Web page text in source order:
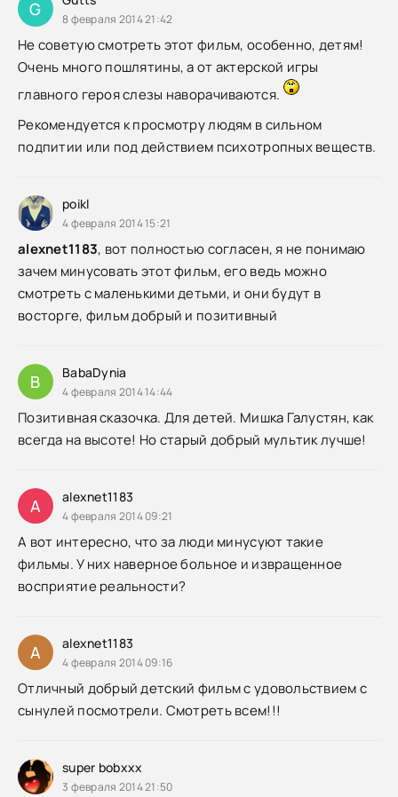
G 8 февраля 2014 21:42
Не советую смотреть этот фильм, особенно, детям!
Очень много пошлятины, а от актерской игры
главного героя слезы наворачиваются.
Рекомендуется к просмотру людям в сильном
подпитии или под действием психотропных веществ.
poikl
4 февраля 2014 15:21
alexnet1183, вот полностью согласен, я не понимаю
зачем минусовать этот фильм, его ведь можно
смотреть с маленькими детьми, и они будут в
восторге, фильм добрый и позитивный
B BabaDynia
4 февраля 2014 14:44
Позитивная сказочка. Для детей. Мишка Галустян, как
всегда на высоте! Но старый добрый мультик лучше!
A alexnet1183
4 февраля 2014 09:21
А вот интересно, что за люди минусуют такие
фильмы. У них наверное больное и извращенное
восприятие реальности?
A alexnet1183
4 февраля 2014 09:16
Отличный добрый детский фильм с удовольствием с
сынулей посмотрели. Смотреть всем!!!
super bobxxx
3 февраля 2014 21:50